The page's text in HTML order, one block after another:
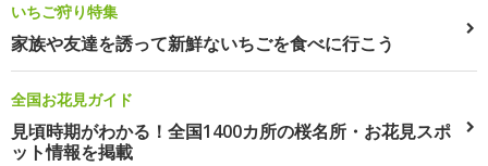
いちご狩り特集
家族や友達を誘って新鮮ないちごを食べに行こう
全国お花見ガイド
見頃時期がわかる！全国1400カ所の桜名所・お花見スポ
ット情報を掲載